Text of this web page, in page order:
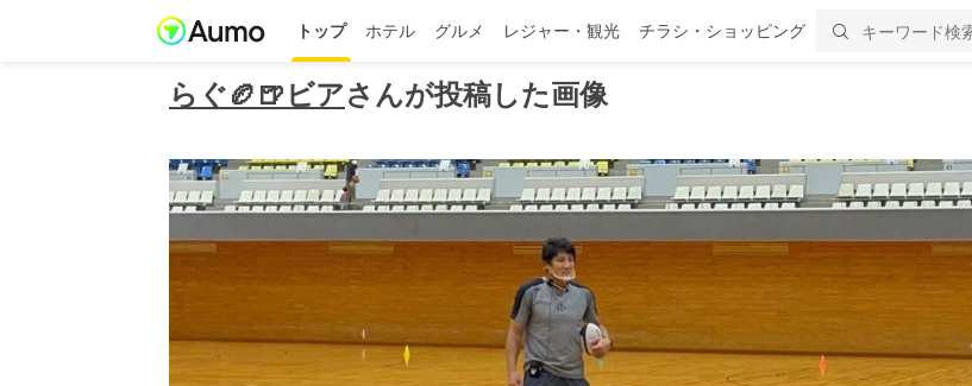
トップ ホテル グルメ レジャー・観光 チラシ・ショッピング
らぐ🏉🍺ビアさんが投稿した画像